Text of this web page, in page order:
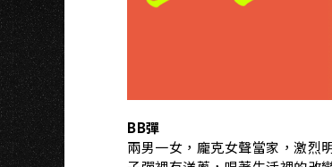
BB彈
兩男一女，龐克女聲當家，激烈